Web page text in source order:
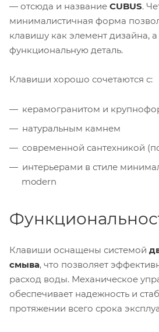
— отсюда и название CUBUS.
минималистичная форма
клавишу как элемент дизайна, а
функциональную деталь.
Клавиши хорошо сочетаются с:
керамогранитом и
натуральным камнем
современной сантехникой
интерьерами в стиле
modern
Клавиши оснащены системой
смыва, что позволяет
расход воды. Механическое
обеспечивает надежность и
протяжении всего срока